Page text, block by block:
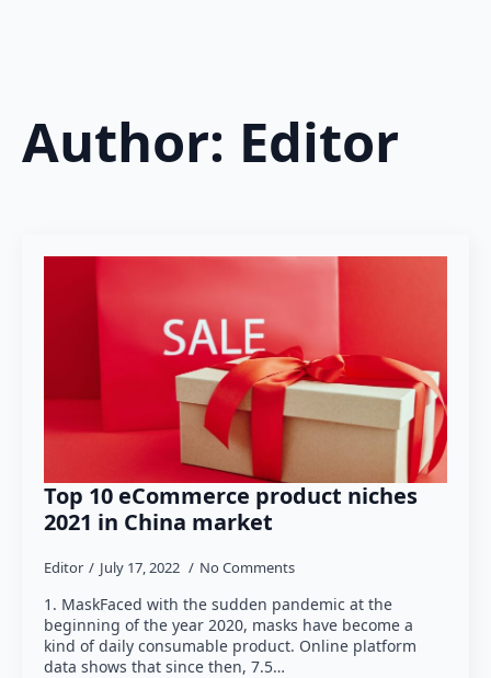
Author: Editor
Top 10 eCommerce product niches
2021 in China market
Editor July 17, 2022 No Comments
1. MaskFaced with the sudden pandemic at the
beginning of the year 2020, masks have become a
kind of daily consumable product. Online platform
data shows that since then, 7.5…